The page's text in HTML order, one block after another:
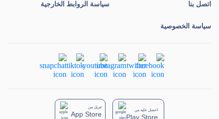
اتصل بنا سياسة الروابط الخارجية
سياسة الخصوصية
تنزيل من
App Store
احصل عليه من
Play Store